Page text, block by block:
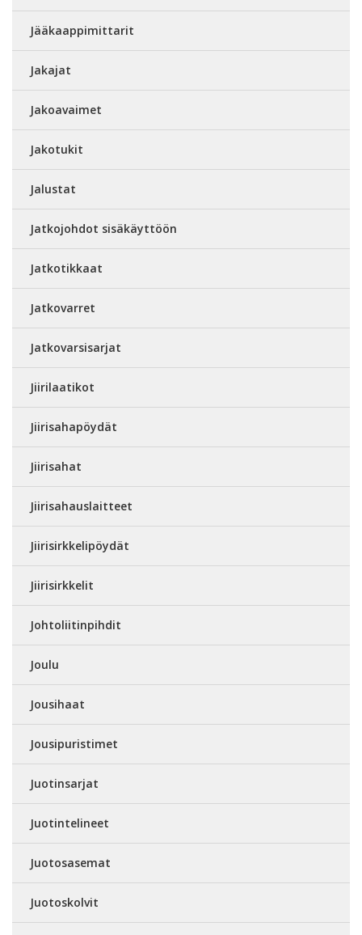
Jääkaappimittarit
Jakajat
Jakoavaimet
Jakotukit
Jalustat
Jatkojohdot sisäkäyttöön
Jatkotikkaat
Jatkovarret
Jatkovarsisarjat
Jiirilaatikot
Jiirisahapöydät
Jiirisahat
Jiirisahauslaitteet
Jiirisirkkelipöydät
Jiirisirkkelit
Johtoliitinpihdit
Joulu
Jousihaat
Jousipuristimet
Juotinsarjat
Juotintelineet
Juotosasemat
Juotoskolvit